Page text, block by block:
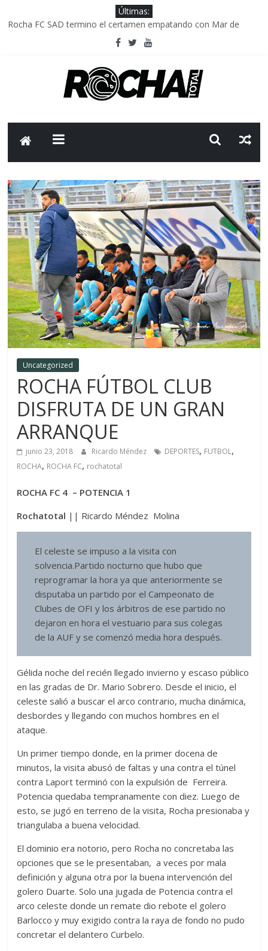
Últimas:
Rocha FC SAD termino el certamen empatando con Mar de
Delegación parlamentaria uruguaya llega a Israel; el Frente
Caso Charles Carrera: la causa que sobrevivió al paso del tiempo
Criminalidad en Uruguay: menos delitos,los homicidios son lo
Uncategorized
ROCHA FÚTBOL CLUB
DISFRUTA DE UN GRAN
ARRANQUE
junio 23, 2018 Ricardo Méndez DEPORTES, FUTBOL,
ROCHA, ROCHA FC, rochatotal
ROCHA FC 4 – POTENCIA 1
Rochatotal || Ricardo Méndez Molina
El celeste se impuso a la visita con
solvencia.Partido nocturno que hubo que
reprogramar la hora ya que anteriormente se
disputaba un partido por el Campeonato de
Clubes de OFI y los árbitros de ese partido no
dejaron en hora el vestuario para sus colegas
de la AUF y se comenzó media hora después.
Gélida noche del recién llegado invierno y escaso público
en las gradas de Dr. Mario Sobrero. Desde el inicio, el
celeste salió a buscar el arco contrario, mucha dinámica,
desbordes y llegando con muchos hombres en el
ataque.
Un primer tiempo donde, en la primer docena de
minutos, la visita abusó de faltas y una contra el túnel
contra Laport terminó con la expulsión de Ferreira.
Potencia quedaba tempranamente con diez. Luego de
esto, se jugó en terreno de la visita, Rocha presionaba y
triangulaba a buena velocidad.
El dominio era notorio, pero Rocha no concretaba las
opciones que se le presentaban, a veces por mala
definición y alguna otra por la buena intervención del
golero Duarte. Solo una jugada de Potencia contra el
arco celeste donde un remate dio rebote el golero
Barlocco y muy exigido contra la raya de fondo no pudo
concretar el delantero Curbelo.